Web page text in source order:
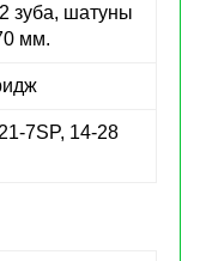
зуба, шатуны
мм.
7SP, 14-28